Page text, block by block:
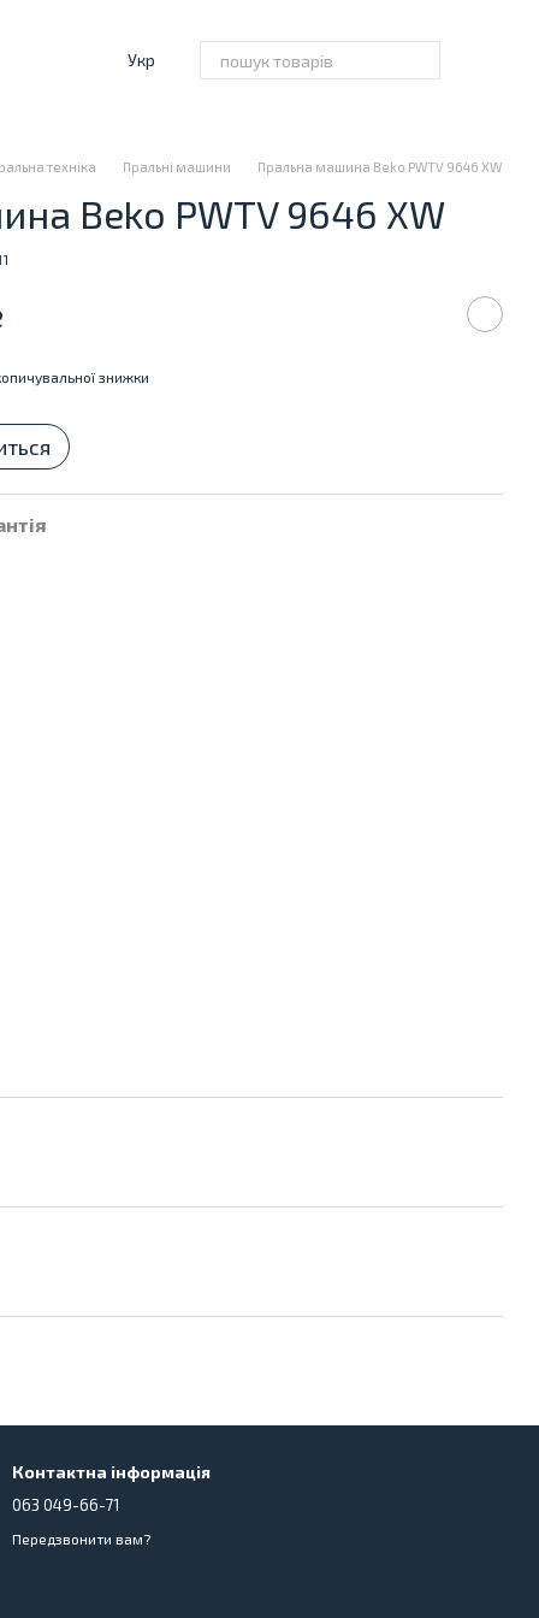
Укр
техніка Пральні машини Пральна машина Beko PWTV 9646 XW
Beko PWTV 9646 XW
знижки
Контактна інформація
063 049-66-71
Передзвонити вам?